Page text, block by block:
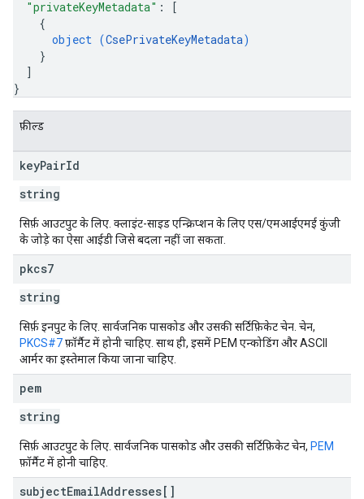
"privateKeyMetadata" :
[
{
object (CsePrivateKeyMetadata)
}
]
}
फ़ील्ड
keyPairId
string
सिर्फ़ आउटपुट के लिए. क्लाइंट-साइड एन्क्रिप्शन के लिए एस/एमआईएमई कुंजी
के जोड़े का ऐसा आईडी जिसे बदला नहीं जा सकता.
pkcs7
string
सिर्फ़ इनपुट के लिए. सार्वजनिक पासकोड और उसकी सर्टिफ़िकेट चेन. चेन,
PKCS#7फ़ॉर्मैट में होनी चाहिए. साथ ही, इसमें PEM एन्कोडिंग और ASCII
आर्मर का इस्तेमाल किया जाना चाहिए.
pem
string
सिर्फ़ आउटपुट के लिए. सार्वजनिक पासकोड और उसकी सर्टिफ़िकेट चेन, PEM
फ़ॉर्मैट में होनी चाहिए.
subjectEmailAddresses[]